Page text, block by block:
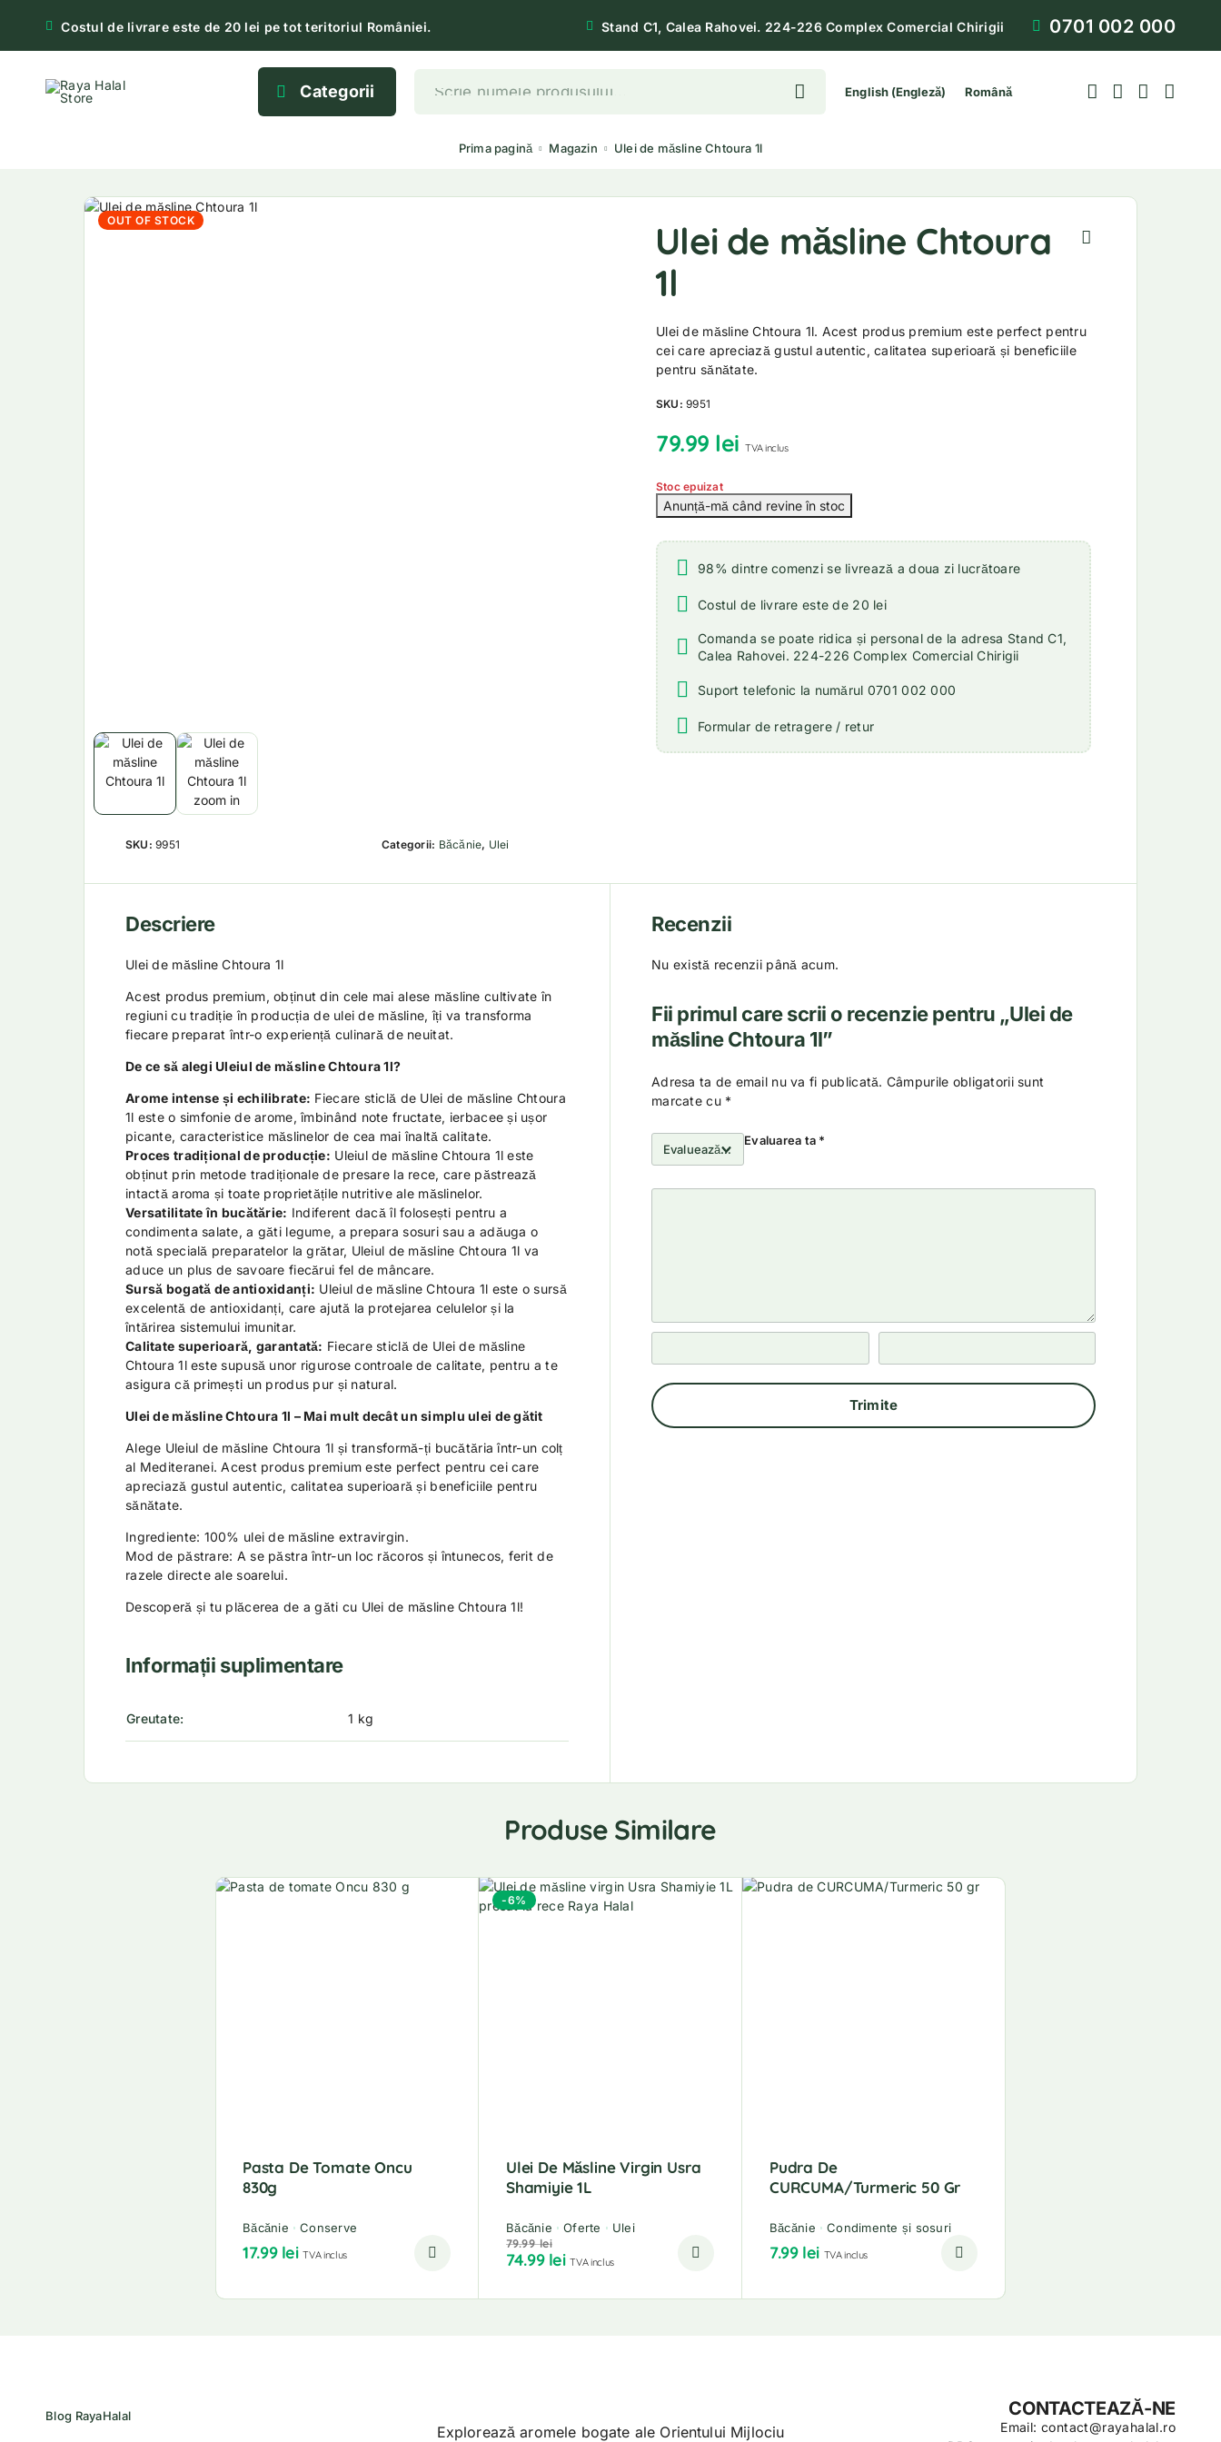
Costul de livrare este de 20 lei pe tot teritoriul României. Stand C1, Calea Rahovei. 224-226 Complex Comercial Chirigii 0701 002 000
Categorii English(Engleză) Română
Prima pagină Magazin Ulei de măsline Chtoura 1l
OUT OF STOCK
SKU:9951 Categorii: Băcănie, Ulei
Ulei de măsline Chtoura
1l
Ulei de măsline Chtoura 1l. Acest produs premium este perfect pentru
cei care apreciază gustul autentic, calitatea superioară și beneficiile
pentru sănătate.
SKU:9951
79.99 lei TVA inclus
Stoc epuizat
98% dintre comenzi se livrează a doua zi lucrătoare
Costul de livrare este de 20 lei
Comanda se poate ridica și personal de la adresa Stand C1,
Calea Rahovei. 224-226 Complex Comercial Chirigii
Suport telefonic la numărul 0701 002 000
Formular de retragere / retur
Descriere
Ulei de măsline Chtoura 1l
Acest produs premium, obținut din cele mai alese măsline cultivate în
regiuni cu tradiție în producția de ulei de măsline, îți va transforma
fiecare preparat într-o experiență culinară de neuitat.
De ce să alegi Uleiul de măsline Chtoura 1l?
Arome intense și echilibrate: Fiecare sticlă de Ulei de măsline Chtoura
1l este o simfonie de arome, îmbinând note fructate, ierbacee și ușor
picante, caracteristice măslinelor de cea mai înaltă calitate.
Proces tradițional de producție: Uleiul de măsline Chtoura 1l este
obținut prin metode tradiționale de presare la rece, care păstrează
intactă aroma și toate proprietățile nutritive ale măslinelor.
Versatilitate în bucătărie: Indiferent dacă îl folosești pentru a
condimenta salate, a găti legume, a prepara sosuri sau a adăuga o
notă specială preparatelor la grătar, Uleiul de măsline Chtoura 1l va
aduce un plus de savoare fiecărui fel de mâncare.
Sursă bogată de antioxidanți: Uleiul de măsline Chtoura 1l este o sursă
excelentă de antioxidanți, care ajută la protejarea celulelor și la
întărirea sistemului imunitar.
Calitate superioară, garantată: Fiecare sticlă de Ulei de măsline
Chtoura 1l este supusă unor rigurose controale de calitate, pentru a te
asigura că primești un produs pur și natural.
Ulei de măsline Chtoura 1l – Mai mult decât un simplu ulei de gătit
Alege Uleiul de măsline Chtoura 1l și transformă-ți bucătăria într-un colț
al Mediteranei. Acest produs premium este perfect pentru cei care
apreciază gustul autentic, calitatea superioară și beneficiile pentru
sănătate.
Ingrediente: 100% ulei de măsline extravirgin.
Mod de păstrare: A se păstra într-un loc răcoros și întunecos, ferit de
razele directe ale soarelui.
Descoperă și tu plăcerea de a găti cu Ulei de măsline Chtoura 1l!
Informații suplimentare
Greutate 1 kg
Recenzii
Nu există recenzii până acum.
Fii primul care scrii o recenzie pentru „Ulei de
măsline Chtoura 1l”
Adresa ta de email nu va fi publicată. Câmpurile obligatorii sunt
marcate cu *
Evaluarea ta *
Produse Similare
Pasta De Tomate Oncu
830g
Băcănie Conserve
17.99 lei TVA inclus
-6%
Ulei De Măsline Virgin Usra
Shamiyie 1L
Băcănie Oferte
Ulei
79.99lei
74.99 lei TVA inclus
Pudra De
CURCUMA/Turmeric 50 Gr
Băcănie Condimente și sosuri
7.99 lei TVA inclus
Blog RayaHalal
Explorează aromele bogate ale Orientului Mijlociu
CONTACTEAZĂ-NE
Email: contact@rayahalal.ro